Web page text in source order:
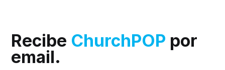
Recibe ChurchPOP por
email.